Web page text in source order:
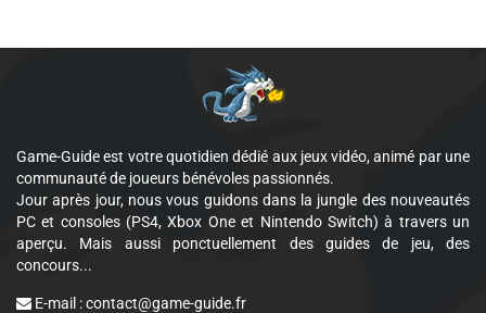
Game-Guide est votre quotidien dédié aux jeux vidéo, animé par une
communauté de joueurs bénévoles passionnés.
Jour après jour, nous vous guidons dans la jungle des nouveautés
PC et consoles (PS4, Xbox One et Nintendo Switch) à travers un
aperçu. Mais aussi ponctuellement des guides de jeu, des
concours...
E-mail :contact@game-guide.fr